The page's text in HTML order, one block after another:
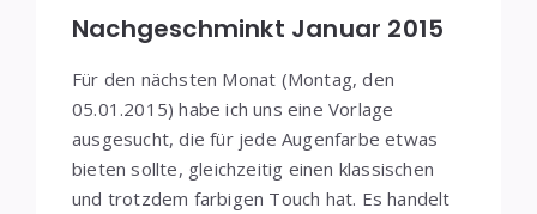
Nachgeschminkt Januar 2015
Für den nächsten Monat (Montag, den
05.01.2015) habe ich uns eine Vorlage
ausgesucht, die für jede Augenfarbe etwas
bieten sollte, gleichzeitig einen klassischen
und trotzdem farbigen Touch hat. Es handelt